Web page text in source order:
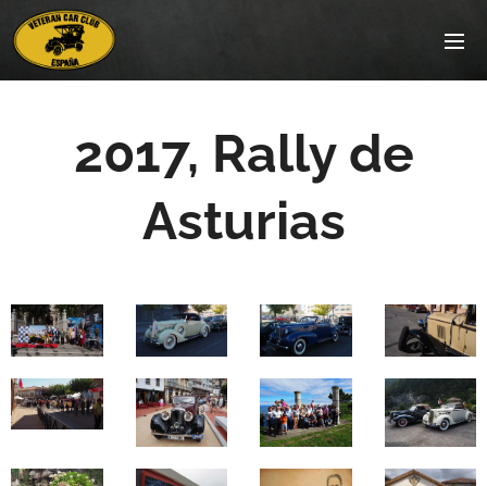
2017, Rally de
Asturias